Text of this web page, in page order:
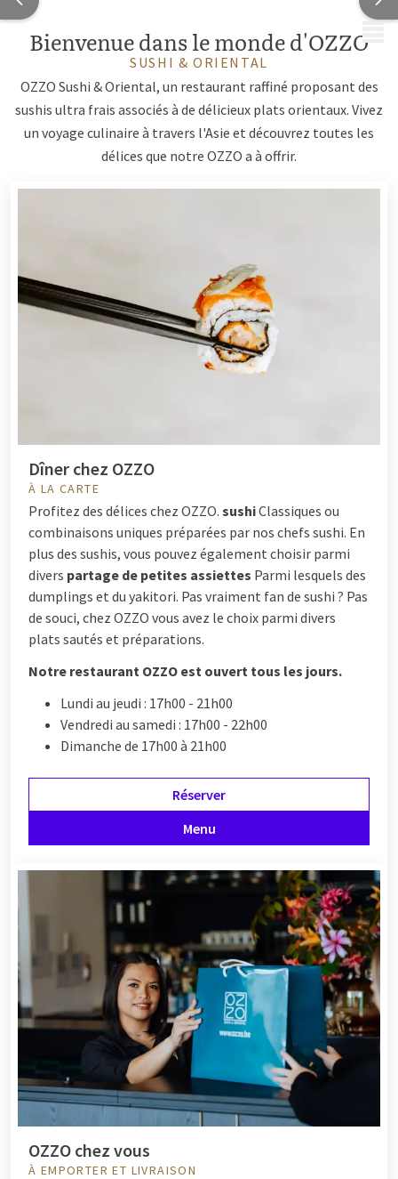
Bienvenue dans le monde d'OZZO
SUSHI & ORIENTAL
OZZO Sushi & Oriental, un restaurant raffiné proposant des
sushis ultra frais associés à de délicieux plats orientaux. Vivez
un voyage culinaire à travers l'Asie et découvrez toutes les
délices que notre OZZO a à offrir.
Dîner chez OZZO
À LA CARTE
Profitez des délices chez OZZO. sushiClassiques ou
combinaisons uniques préparées par nos chefs sushi. En
plus des sushis, vous pouvez également choisir parmi
divers partage de petites assiettes Parmi lesquels des
dumplings et du yakitori. Pas vraiment fan de sushi ? Pas
de souci, chez OZZO vous avez le choix parmi divers
plats sautés et préparations.
Notre restaurant OZZO est ouvert tous les jours.
Lundi au jeudi : 17h00 - 21h00
Vendredi au samedi : 17h00 - 22h00
Dimanche de 17h00 à 21h00
Réserver
Menu
OZZO chez vous
À EMPORTER ET LIVRAISON